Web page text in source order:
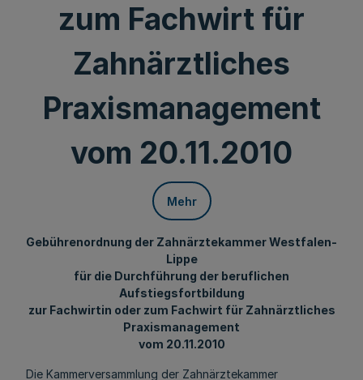
zum Fachwirt für
Zahnärztliches
Praxismanagement
vom 20.11.2010
Mehr
Gebührenordnung der Zahnärztekammer Westfalen-
Lippe
für die Durchführung der beruflichen
Aufstiegsfortbildung
zur Fachwirtin oder zum Fachwirt für Zahnärztliches
Praxismanagement
vom 20.11.2010
Die Kammerversammlung der Zahnärztekammer